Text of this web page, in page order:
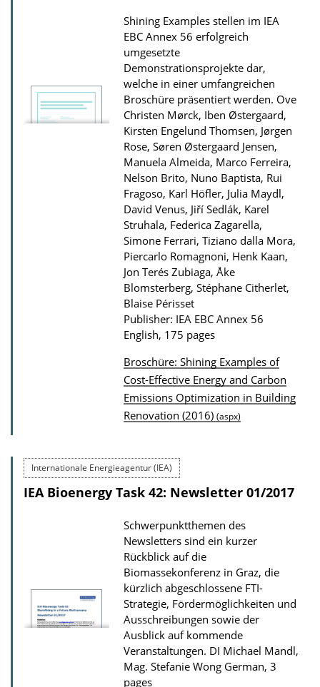
o
n
D
o
w
n
l
o
a
d
s
Shining Examples stellen im IEA
EBC Annex 56 erfolgreich
umgesetzte
Demonstrationsprojekte dar,
welche in einer umfangreichen
Broschüre präsentiert werden. Ove
Christen Mørck, Iben Østergaard,
Kirsten Engelund Thomsen, Jørgen
Rose, Søren Østergaard Jensen,
Manuela Almeida, Marco Ferreira,
Nelson Brito, Nuno Baptista, Rui
Fragoso, Karl Höfler, Julia Maydl,
David Venus, Jiří Sedlák, Karel
Struhala, Federica Zagarella,
Simone Ferrari, Tiziano dalla Mora,
Piercarlo Romagnoni, Henk Kaan,
Jon Terés Zubiaga, Åke
Blomsterberg, Stéphane Citherlet,
Blaise Périsset
Publisher: IEA EBC Annex 56
English, 175 pages
P
u
b
i
c
a
t
i
o
n
D
o
w
n
l
Broschüre: Shining Examples of
Cost-Effective Energy and Carbon
Emissions Optimization in Building
Renovation (2016) (aspx)
Internationale Energieagentur (IEA)
IEA Bioenergy Task 42: Newsletter 01/2017
Schwerpunktthemen des
Newsletters sind ein kurzer
Rückblick auf die
Biomassekonferenz in Graz, die
kürzlich abgeschlossene FTI-
Strategie, Fördermöglichkeiten und
Ausschreibungen sowie der
Ausblick auf kommende
Veranstaltungen. DI Michael Mandl,
Mag. Stefanie Wong German, 3
pages